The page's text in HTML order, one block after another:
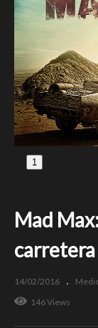
1
Mad
14/02/2016
146 Views